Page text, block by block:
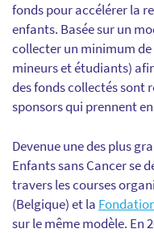
fonds pour accélérer la
enfants. Basée sur un
collecter un minimum de
mineurs et étudiants)
des fonds collectés sont
sponsors qui prennent
Devenue une des plus
Enfants sans Cancer se
travers les courses
(Belgique) et la
sur le même modèle. En